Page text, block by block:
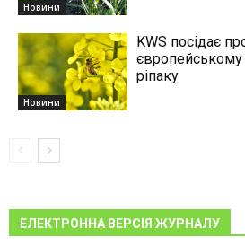
Новини
Новини
KWS посідає
європейському
ріпаку
ЕЛЕКТРОННА ВЕРСІЯ ЖУРНАЛУ